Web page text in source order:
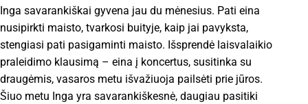
Inga savarankiškai gyvena jau du mėnesius. Pati eina
nusipirkti maisto, tvarkosi buityje, kaip jai pavyksta,
stengiasi pati pasigaminti maisto. Išsprendė laisvalaikio
praleidimo klausimą – eina į koncertus, susitinka su
draugėmis, vasaros metu išvažiuoja pailsėti prie jūros.
Šiuo metu Inga yra savarankiškesnė, daugiau pasitiki